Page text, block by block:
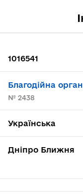
1016541
Благодійна
№ 2438
Українська
Дніпро Ближня